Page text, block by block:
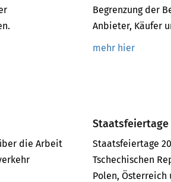
Begrenzung der
Anbieter, Käufer
mehr hier
die Arbeit
Staatsfeiertage
Staatsfeiertage
Tschechischen
Polen, Österreich